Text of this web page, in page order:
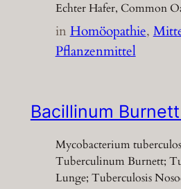
Echter Hafer, Common
inHomöopathie,
Pflanzenmittel
Bacillinum
Mycobacterium
Tuberculinum Burnett;
Lunge; Tuberculosis